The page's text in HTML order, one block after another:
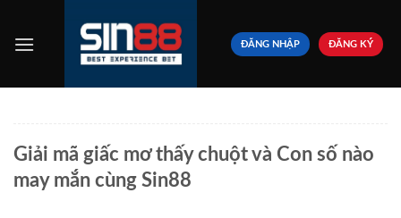
nội
ĐĂNG NHẬP ĐĂNG KÝ
Giải mã giấc mơ thấy chuột và Con số nào
may mắn cùng Sin88